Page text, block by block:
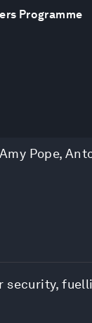
Programme
Amy Pope,